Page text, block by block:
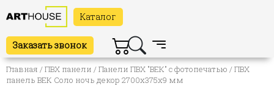
Каталог
Заказать звонок
Главная /ПВХ панели /Панели ПВХ "ВЕК" с фотопечатью / ПВХ
панель ВЕК Соло ночь декор 2700х375х9 мм